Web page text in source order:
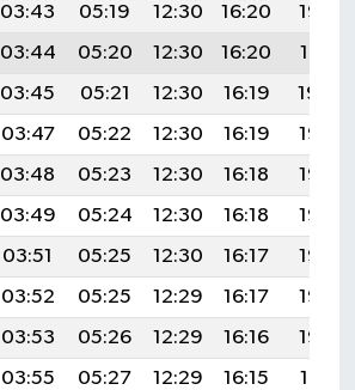
03:43 05:19 12:30 16:20
19:32
03:44 05:20 12:30 16:20
19:31
03:45 05:21 12:30 16:19
19:30
03:47 05:22 12:30 16:19
19:28
03:48 05:23 12:30 16:18
19:27
03:49 05:24 12:30 16:18
19:26
03:51 05:25 12:30 16:17
19:25
03:52 05:25 12:29 16:17
19:23
03:53 05:26 12:29 16:16
19:22
03:55 05:27 12:29 16:15
19:21